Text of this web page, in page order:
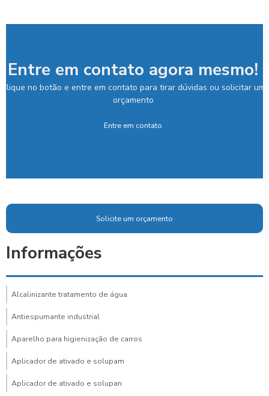
Entre em contato agora mesmo!
Clique no botão e entre em contato para tirar dúvidas ou solicitar um
orçamento
Entre em contato
Solicite um orçamento
Informações
Alcalinizante tratamento de água
Antiespumante industrial
Aparelho para higienização de carros
Aplicador de ativado e solupam
Aplicador de ativado e solupan